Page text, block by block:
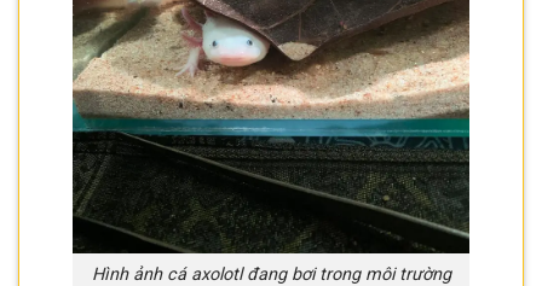
Hình ảnh cá axolotl đang bơi trong môi trường